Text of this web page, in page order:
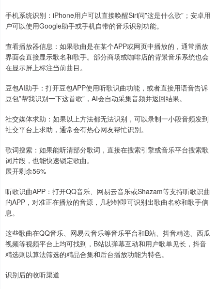
手机系统识别：iPhone用户可以直接唤醒Siri问”这是什么歌”；安卓用
户可以使用Google助手或手机自带的音乐识别功能。
查看播放器信息：如果歌曲是在某个APP或网页中播放的，通常播放
界面会直接显示歌名和歌手。部分商场或咖啡店的背景音乐系统也会
在显示屏上标注当前曲目。
豆包AI助手：打开豆包APP使用听歌识曲功能，或者直接用语音告诉
豆包”帮我识别一下这首歌”，AI会自动采集音频并返回结果。
社交媒体求助：如果以上方法都无法识别，可以录制一小段音频发到
社交平台上求助，通常会有热心网友帮忙识别。
歌词搜索：如果能听清部分歌词，直接在搜索引擎或音乐平台搜索歌
词片段，也能快速锁定歌曲。
展开剩余56%
听歌识曲APP：打开QQ音乐、网易云音乐或Shazam等支持听歌识曲
的APP，对准正在播放的音源，几秒钟即可识别出歌曲名称和歌手信
息。
这些歌曲在QQ音乐、网易云音乐等音乐平台和B站、抖音精选、西瓜
视频等视频平台上均可找到，B站以弹幕互动和用户歌单见长，抖音
精选则以算法筛选的精品合集和后台播放功能为特色。
识别后的收听渠道